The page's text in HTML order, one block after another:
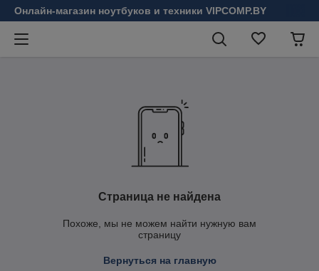
Онлайн-магазин ноутбуков и техники VIPCOMP.BY
Страница не найдена
Похоже, мы не можем найти нужную вам
страницу
Вернуться на главную